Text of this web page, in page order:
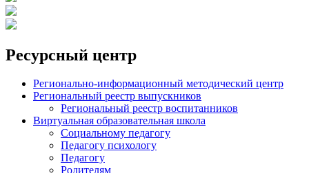
Ресурсный центр
Регионально-информационный методический центр
Региональный реестр выпускников
Региональный реестр воспитанников
Виртуальная образовательная школа
Социальному педагогу
Педагогу психологу
Педагогу
Родителям